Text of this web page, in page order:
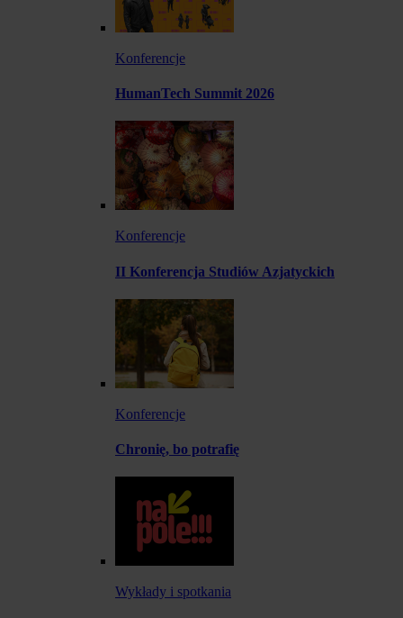
Konferencje
HumanTech Summit 2026
Konferencje
II Konferencja Studiów Azjatyckich
Konferencje
Chronię, bo potrafię
Wykłady i spotkania